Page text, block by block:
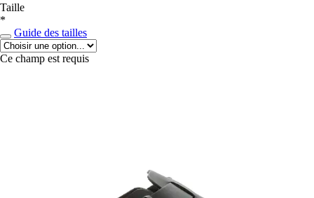
Taille
*
Guide des tailles
Ce champ est requis